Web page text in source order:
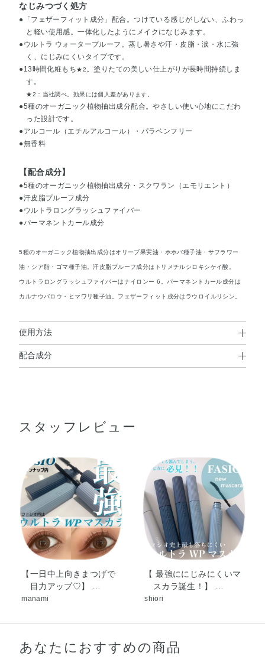
なじみつづく処方
●「フェザーフィット成分」配合。つけている感じがしない、ふわっ
と軽い使用感。一体化したようにメイクになじみます。
●ウルトラ ウォータープルーフ。蒸し暑さや汗・皮脂・涙・水に強
く、にじみにくいタイプです。
●13時間化粧もち★2。塗りたての美しい仕上がりが長時間持続しま
す。
★2：当社調べ。効果には個人差があります。
●5種のオーガニック植物抽出成分配合。やさしい使い心地にこだわ
った設計です。
●アルコール（エチルアルコール）・パラベンフリー
●無香料
【配合成分】
●5種のオーガニック植物抽出成分・スクワラン（エモリエント）
●汗皮脂プルーフ成分
●ウルトラロングラッシュファイバー
●パーマネントカール成分
5種のオーガニック植物抽出成分はオリーブ果実油・ホホバ種子油・サフラワー
油・シア脂・ゴマ種子油。汗皮脂プルーフ成分はトリメチルシロキシケイ酸。
ウルトラロングラッシュファイバーはナイロンー 6。パーマネントカール成分は
カルナウバロウ・ヒマワリ種子油。フェザーフィット成分はラウロイルリシン。
使用方法
使用方法
▽ファシオ マスカラ リムーバーはこちら
配合成分
キサン・ジステアルジモニウムヘクトライト・イソステア
子油・サフラワー油・シア脂・トコフェロール・ヒマワリ
種子油・ホホバ種子油・BHT・（エチレン／プロピレン）
コポリマー・カルナウバロウ・スクワラン・ステアリン酸
グリセリル（SE）・セスキオレイン酸ソルビタン・ナイロ
ン－6・ポリエチレン・ポリプロピレン・ラウロイルリシ
ン・レシチン・水添マイクロクリスタリンワックス・炭酸
プロピレン・フェノキシエタノール・酸化チタン・酸化鉄
スタッフレビュー
【一日中上向きまつげで
目力アップ♡】 …
manami
【 最強ににじみにくいマ
スカラ誕生！】 …
shiori
あなたにおすすめの商品